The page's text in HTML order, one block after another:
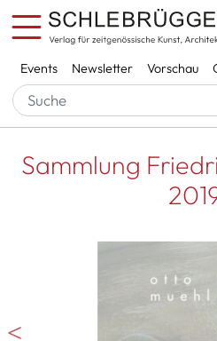
Direkt zum Inhalt
Services
Events Newsletter Vorschau
Sammlung